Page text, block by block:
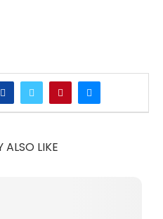
ALSO LIKE